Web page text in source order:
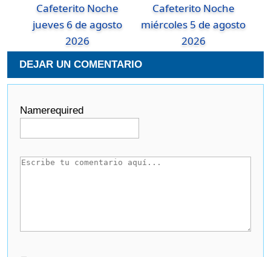
Cafeterito Noche
jueves 6 de agosto
2026
Cafeterito Noche
miércoles 5 de agosto
2026
DEJAR UN COMENTARIO
Namerequired